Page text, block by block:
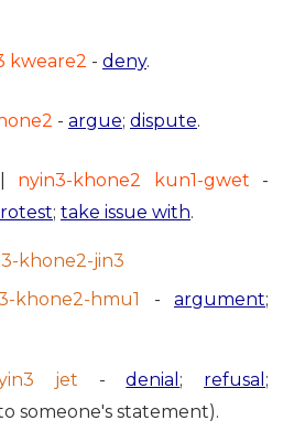
kweare2 - deny.
- argue; dispute.
nyin3-khone2 kun1-gwet -
; take issue with.
khone2-jin3
khone2-hmu1 - argument;
jet -denial ; refusal ;
someone's statement).